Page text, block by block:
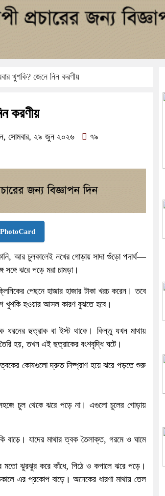
খুশকি? জেনে নিন করণীয়
করণীয়
সোমবার, ২৯ জুন ২০২৬ ৭৯
আর চুলকালেই নখের গোড়ায় সাদা গুঁড়ো পদার্থ—
ঝরে পড়ে মরা চামড়া।
পেছনে হাজার হাজার টাকা খরচ করেন। তবে
খুশকি হওয়ার আসল কারণ বুঝতে হবে।
এক ধরনের ছত্রাক বা ইস্ট থাকে। কিন্তু যখন মাথায়
হয়, তখন এই ছত্রাকের বংশবৃদ্ধি ঘটে।
ত্বকের কোষগুলো দ্রুত নিষ্প্রাণ হয়ে ঝরে পড়তে শুরু
চুল থেকে ঝরে পড়ে না। এগুলো চুলের গোড়ায়
বাড়ে। যাদের মাথার ত্বক তৈলাক্ত, গরমে ও ঘামে
মতো ঝুরঝুর করে কাঁধে, পিঠে ও কপালে ঝরে পড়ে।
এর প্রকোপ বাড়ে। অনেকের ধারণা মাথায় তেল